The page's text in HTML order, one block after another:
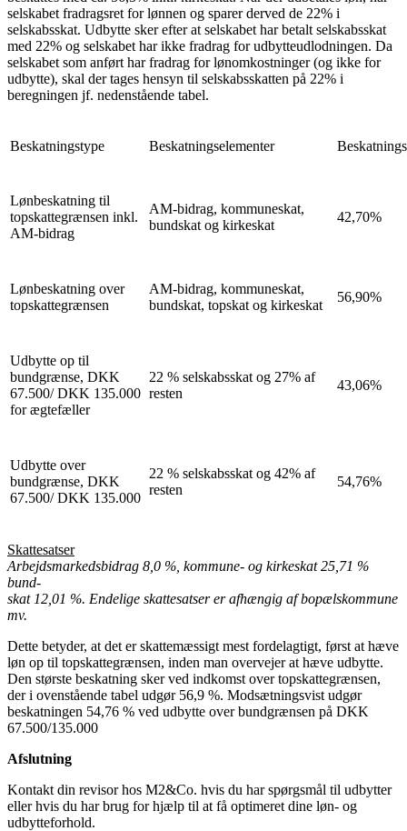
selskabet fradragsret for lønnen og sparer derved de 22% i
selskabsskat. Udbytte sker efter at selskabet har betalt selskabsskat
med 22% og selskabet har ikke fradrag for udbytteudlodningen. Da
selskabet som anført har fradrag for lønomkostninger (og ikke for
udbytte), skal der tages hensyn til selskabsskatten på 22% i
beregningen jf. nedenstående tabel.
Beskatningstype Beskatningselementer
Lønbeskatning til
topskattegrænsen inkl.
AM-bidrag
AM-bidrag, kommuneskat,
bundskat og kirkeskat
42,70%
Lønbeskatning over
topskattegrænsen
AM-bidrag, kommuneskat,
bundskat, topskat og kirkeskat
56,90%
Udbytte op til
bundgrænse, DKK
67.500/ DKK 135.000
for ægtefæller
22 % selskabsskat og 27% af
resten
43,06%
Udbytte over
bundgrænse, DKK
67.500/ DKK 135.000
22 % selskabsskat og 42% af
resten
54,76%
Skattesatser
Arbejdsmarkedsbidrag 8,0 %, kommune- og kirkeskat 25,71 %
bund-
skat 12,01 %. Endelige skattesatser er afhængig af bopælskommune
mv.
Dette betyder, at det er skattemæssigt mest fordelagtigt, først at hæve
løn op til topskattegrænsen, inden man overvejer at hæve udbytte.
Den største beskatning sker ved indkomst over topskattegrænsen,
der i ovenstående tabel udgør 56,9 %. Modsætningsvist udgør
beskatningen 54,76 % ved udbytte over bundgrænsen på DKK
67.500/135.000
Afslutning
Kontakt din revisor hos M2&Co. hvis du har spørgsmål til udbytter
eller hvis du har brug for hjælp til at få optimeret dine løn- og
udbytteforhold.